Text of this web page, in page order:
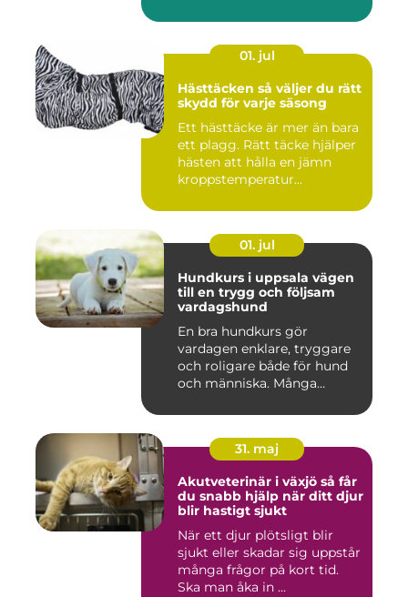
01. jul
Hästtäcken så väljer du rätt
skydd för varje säsong
Ett hästtäcke är mer än bara
ett plagg. Rätt täcke hjälper
hästen att hålla en jämn
kroppstemperatur...
01. jul
Hundkurs i uppsala vägen
till en trygg och följsam
vardagshund
En bra hundkurs gör
vardagen enklare, tryggare
och roligare både för hund
och människa. Många
31. maj
Akutveterinär i växjö så får
du snabb hjälp när ditt djur
blir hastigt sjukt
När ett djur plötsligt blir
sjukt eller skadar sig uppstår
många frågor på kort tid.
Ska man åka in ...